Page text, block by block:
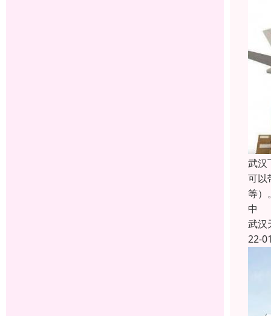
武汉
可以
等）
中
武汉
22-